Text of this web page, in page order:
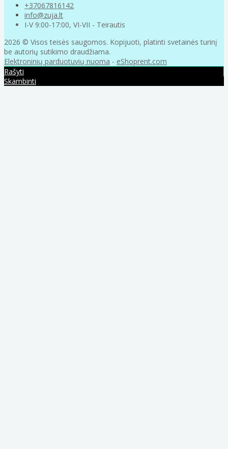
+37067816142
info@zuja.lt
I-V 9:00-17:00, VI-VII - Teirautis
2026 © Visos teisės saugomos. Kopijuoti, platinti svetainės turinį
be autorių sutikimo draudžiama.
Elektroninių parduotuvių nuoma - eShoprent.com
Rašyti
Skambinti